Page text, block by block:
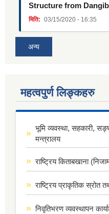
Structure from
मिति: 03/15/2020 - 16:35
अन्य
महत्वपुर्ण लिङ्कहरु
भूमि व्यवस्था, सहकारी,
मन्त्रालय
राष्ट्रिय किताबखाना
राष्ट्रिय प्राकृतिक स्रोत
निवृतिभरण व्यवस्थापन